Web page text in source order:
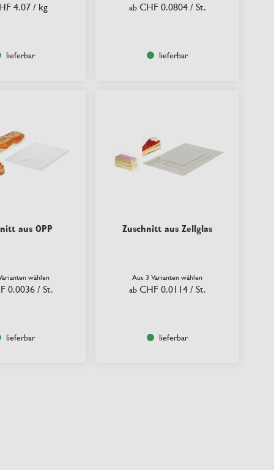
4.07 / kg
lieferbar
ab CHF 0.0804 / St.
lieferbar
aus OPP
wählen
0.0036 / St.
lieferbar
Zuschnitt aus Zellglas
Aus 3 Varianten wählen
ab CHF 0.0114 / St.
lieferbar